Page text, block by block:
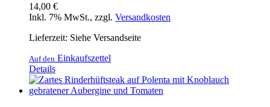
14,00 €
Inkl. 7% MwSt., zzgl. Versandkosten
Lieferzeit: Siehe Versandseite
Auf den Einkaufszettel
Details